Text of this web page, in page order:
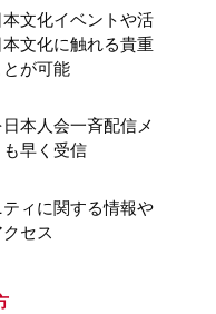
文化イベントや活
文化に触れる貴重
が可能
本人会一斉配信メ
早く受信
ィに関する情報や
セス